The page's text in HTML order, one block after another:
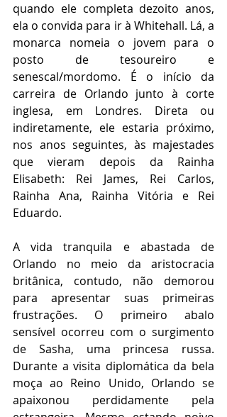
quando ele completa dezoito anos,
ela o convida para ir à Whitehall. Lá, a
monarca nomeia o jovem para o
posto de tesoureiro e
senescal/mordomo. É o início da
carreira de Orlando junto à corte
inglesa, em Londres. Direta ou
indiretamente, ele estaria próximo,
nos anos seguintes, às majestades
que vieram depois da Rainha
Elisabeth: Rei James, Rei Carlos,
Rainha Ana, Rainha Vitória e Rei
Eduardo.
A vida tranquila e abastada de
Orlando no meio da aristocracia
britânica, contudo, não demorou
para apresentar suas primeiras
frustrações. O primeiro abalo
sensível ocorreu com o surgimento
de Sasha, uma princesa russa.
Durante a visita diplomática da bela
moça ao Reino Unido, Orlando se
apaixonou perdidamente pela